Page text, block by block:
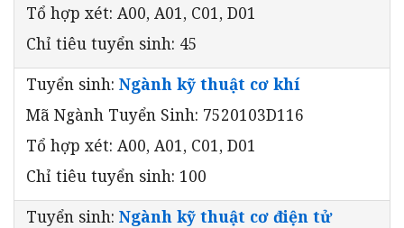
Tổ hợp xét: A00, A01, C01, D01
Chỉ tiêu tuyển sinh: 45
Tuyển sinh: Ngành kỹ thuật cơ khí
Mã Ngành Tuyển Sinh: 7520103D116
Tổ hợp xét: A00, A01, C01, D01
Chỉ tiêu tuyển sinh: 100
Tuyển sinh: Ngành kỹ thuật cơ điện tử